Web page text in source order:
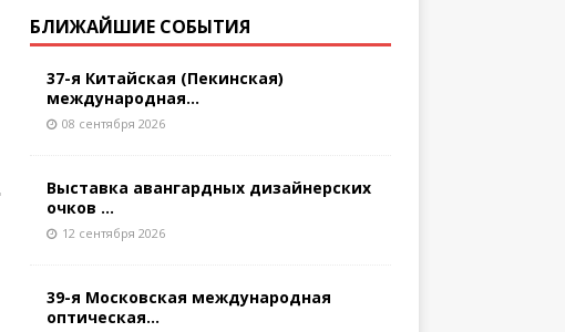
БЛИЖАЙШИЕ СОБЫТИЯ
37-я Китайская (Пекинская)
международная...
08 сентября 2026
Выставка авангардных дизайнерских
очков ...
12 сентября 2026
39-я Московская международная
оптическая...